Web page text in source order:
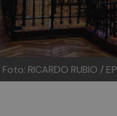
Foto: RICARDO RUBIO / EP